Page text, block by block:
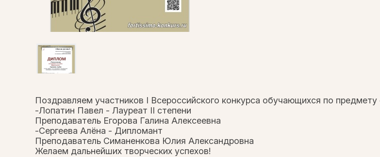
Поздравляем участников I Всероссийского конкурса обучающихся по
-Лопатин Павел - Лауреат II степени
Преподаватель Егорова Галина Алексеевна
-Сергеева Алёна - Дипломант
Преподаватель Симаненкова Юлия Александровна
Желаем дальнейших творческих успехов!